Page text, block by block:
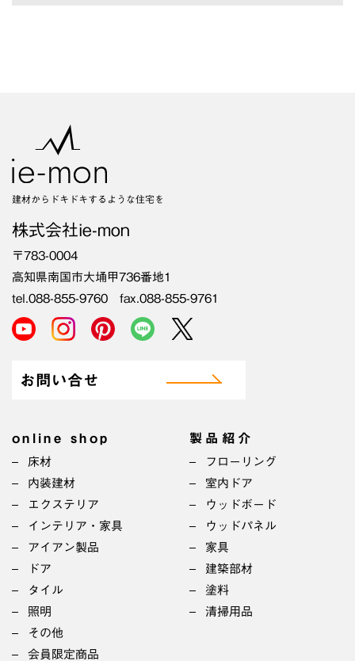
建材からドキドキするような住宅を
株式会社ie-mon
〒783-0004
高知県南国市大埇甲736番地1
tel.088-855-9760 fax.088-855-9761
お問い合せ
online shop
床材
内装建材
エクステリア
インテリア・家具
アイアン製品
ドア
タイル
照明
その他
会員限定商品
製品紹介
フローリング
室内ドア
ウッドボード
ウッドパネル
家具
建築部材
塗料
清掃用品